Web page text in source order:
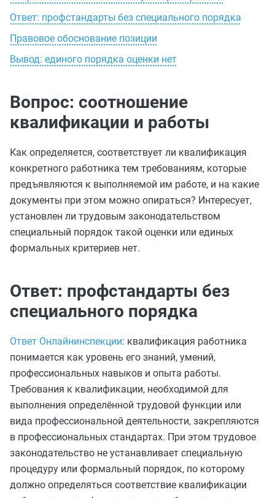
Ответ: профстандарты без специального порядка
Правовое обоснование позиции
Вывод: единого порядка оценки нет
Вопрос: соотношение
квалификации и работы
Как определяется, соответствует ли квалификация
конкретного работника тем требованиям, которые
предъявляются к выполняемой им работе, и на какие
документы при этом можно опираться? Интересует,
установлен ли трудовым законодательством
специальный порядок такой оценки или единых
формальных критериев нет.
Ответ: профстандарты без
специального порядка
Ответ Онлайнинспекции: квалификация работника
понимается как уровень его знаний, умений,
профессиональных навыков и опыта работы.
Требования к квалификации, необходимой для
выполнения определённой трудовой функции или
вида профессиональной деятельности, закрепляются
в профессиональных стандартах. При этом трудовое
законодательство не устанавливает специальную
процедуру или формальный порядок, по которому
должно определяться соответствие квалификации